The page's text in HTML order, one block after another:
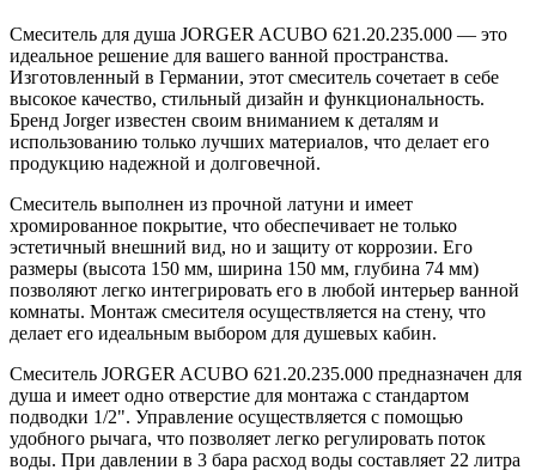
Смеситель для душа JORGER ACUBO 621.20.235.000 — это
идеальное решение для вашего ванной пространства.
Изготовленный в Германии, этот смеситель сочетает в себе
высокое качество, стильный дизайн и функциональность.
Бренд Jorger известен своим вниманием к деталям и
использованию только лучших материалов, что делает его
продукцию надежной и долговечной.
Смеситель выполнен из прочной латуни и имеет
хромированное покрытие, что обеспечивает не только
эстетичный внешний вид, но и защиту от коррозии. Его
размеры (высота 150 мм, ширина 150 мм, глубина 74 мм)
позволяют легко интегрировать его в любой интерьер ванной
комнаты. Монтаж смесителя осуществляется на стену, что
делает его идеальным выбором для душевых кабин.
Смеситель JORGER ACUBO 621.20.235.000 предназначен для
душа и имеет одно отверстие для монтажа с стандартом
подводки 1/2". Управление осуществляется с помощью
удобного рычага, что позволяет легко регулировать поток
воды. При давлении в 3 бара расход воды составляет 22 литра